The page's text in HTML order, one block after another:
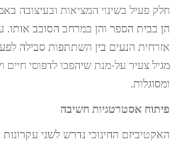
חלק פעיל בשינוי המציאות ובעיצובה
הן בבית הספר והן במרחב הסובב אותו.
אזרחית הנעים בין השתתפות סבילה
מגיל צעיר על-מנת שיהפכו לדפוסי
ומסוגלות.
פיתוח אסטרטגיות חשיבה
האקטיביזם החינוכי נדרש לשני